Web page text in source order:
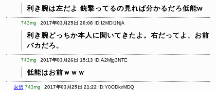
利き腕は左だよ 銃撃ってるの見れば分かるだろ低能w
743mg 2017年03月25日 20:08 ID:I2MDI1NjA
利き腕どっちか本人に聞いてきたよ。右だってよ、お前
バカだろ。
743mg 2017年03月26日 15:13 ID:A2Mjg3NTE
低能はお前ｗｗｗ
返信 743mg 2017年03月25日 21:22 ID:Y0ODkxMDQ